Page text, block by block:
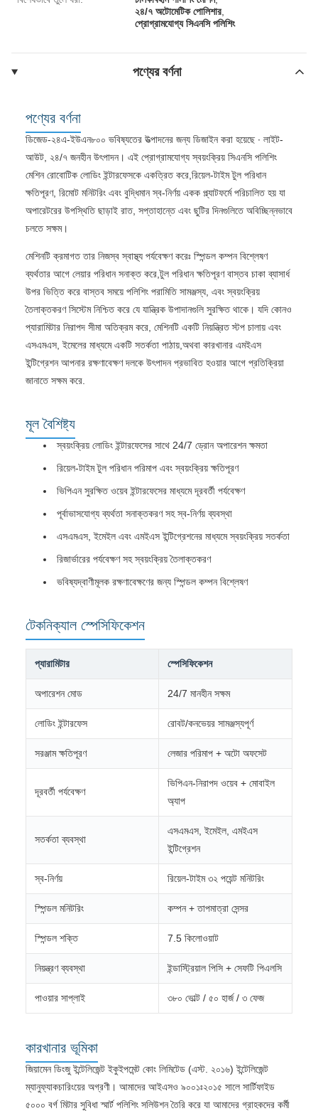
২৪/৭ অটোমেটিক পোলিশার
প্রোগ্রামযোগ্য সিএনসি পলিশিং
পণ্যের বর্ণনা
পণ্যের বর্ণনা
ডিজেড-২৪এ-ইউএন৮০০ ভবিষ্যতের উত্পাদনের জন্য ডিজাইন করা হয়েছে ∙ লাইট-
আউট, ২৪/৭ জনহীন উৎপাদন। এই প্রোগ্রামযোগ্য স্বয়ংক্রিয় সিএনসি পলিশিং
মেশিন রোবোটিক লোডিং ইন্টারফেসকে একত্রিত করে,রিয়েল-টাইম টুল পরিধান
ক্ষতিপূরণ, রিমোট মনিটরিং এবং বুদ্ধিমান স্ব-নির্ণয় একক প্ল্যাটফর্মে পরিচালিত হয় যা
অপারেটরের উপস্থিতি ছাড়াই রাত, সপ্তাহান্তে এবং ছুটির দিনগুলিতে অবিচ্ছিন্নভাবে
চলতে সক্ষম।
মেশিনটি ক্রমাগত তার নিজস্ব স্বাস্থ্য পর্যবেক্ষণ করেঃ স্পিন্ডল কম্পন বিশ্লেষণ
ব্যর্থতার আগে লেয়ার পরিধান সনাক্ত করে,টুল পরিধান ক্ষতিপূরণ বাস্তব চাকা ব্যাসার্ধ
উপর ভিত্তি করে বাস্তব সময়ে পলিশিং পরামিতি সামঞ্জস্য, এবং স্বয়ংক্রিয়
তৈলাক্তকরণ সিস্টেম নিশ্চিত করে যে যান্ত্রিক উপাদানগুলি সুরক্ষিত থাকে। যদি কোনও
প্যারামিটার নিরাপদ সীমা অতিক্রম করে, মেশিনটি একটি নিয়ন্ত্রিত স্টপ চালায় এবং
এসএমএস, ইমেলের মাধ্যমে একটি সতর্কতা পাঠায়,অথবা কারখানার এমইএস
ইন্টিগ্রেশন আপনার রক্ষণাবেক্ষণ দলকে উৎপাদন প্রভাবিত হওয়ার আগে প্রতিক্রিয়া
জানাতে সক্ষম করে.
মূল বৈশিষ্ট্য
স্বয়ংক্রিয় লোডিং ইন্টারফেসের সাথে 24/7 ড্রোন অপারেশন ক্ষমতা
রিয়েল-টাইম টুল পরিধান পরিমাপ এবং স্বয়ংক্রিয় ক্ষতিপূরণ
ভিপিএন সুরক্ষিত ওয়েব ইন্টারফেসের মাধ্যমে দূরবর্তী পর্যবেক্ষণ
পূর্বাভাসযোগ্য ব্যর্থতা সনাক্তকরণ সহ স্ব-নির্ণয় ব্যবস্থা
এসএমএস, ইমেইল এবং এমইএস ইন্টিগ্রেশনের মাধ্যমে স্বয়ংক্রিয় সতর্কতা
রিজার্ভারের পর্যবেক্ষণ সহ স্বয়ংক্রিয় তৈলাক্তকরণ
ভবিষ্যদ্বাণীমূলক রক্ষণাবেক্ষণের জন্য স্পিন্ডল কম্পন বিশ্লেষণ
টেকনিক্যাল স্পেসিফিকেশন
প্যারামিটার স্পেসিফিকেশন
অপারেশন মোড 24/7 মানহীন সক্ষম
লোডিং ইন্টারফেস রোবট/কনভেয়র সামঞ্জস্যপূর্ণ
সরঞ্জাম ক্ষতিপূরণ লেজার পরিমাপ + অটো অফসেট
দূরবর্তী পর্যবেক্ষণ
ভিপিএন-নিরাপদ ওয়েব + মোবাইল
অ্যাপ
সতর্কতা ব্যবস্থা
এসএমএস, ইমেইল, এমইএস
ইন্টিগ্রেশন
স্ব-নির্ণয় রিয়েল-টাইম ৩২ পয়েন্ট মনিটরিং
স্পিন্ডল মনিটরিং কম্পন + তাপমাত্রা সেন্সর
স্পিন্ডল শক্তি 7.5 কিলোওয়াট
নিয়ন্ত্রণ ব্যবস্থা ইন্ডাস্ট্রিয়াল পিসি + সেফটি পিএলসি
পাওয়ার সাপ্লাই ৩৮০ ভোল্ট / ৫০ হার্জ / ৩ ফেজ
কারখানার ভূমিকা
জিয়ামেন ডিংজু ইন্টেলিজেন্ট ইকুইপমেন্ট কোং লিমিটেড (এস্ট. ২০১৬) ইন্টেলিজেন্ট
ম্যানুফ্যাকচারিংয়ের অগ্রণী। আমাদের আইএসও ৯০০১ঃ২০১৫ সালে সার্টিফাইড
৫০০০ বর্গ মিটার সুবিধা স্মার্ট পলিশিং সলিউশন তৈরি করে যা আমাদের গ্রাহকদের কর্মী